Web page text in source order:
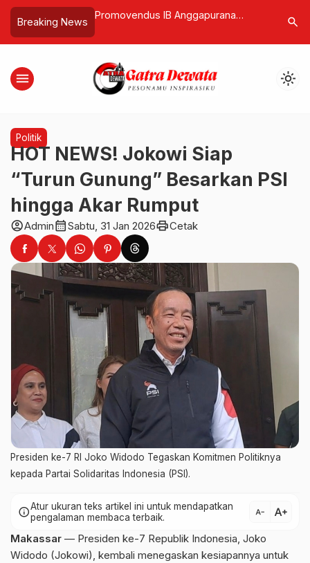
Breaking News
Pidana
Pariwisata
Drama Lift Kaca Kelingking, Retribusi
Bujuk Investasi Tempat Lain
Sabha
Hukum
search
menu light_mode
Politik
HOT NEWS! Jokowi Siap
“Turun Gunung” Besarkan PSI
hingga Akar Rumput
account_circleAdmincalendar_monthSabtu, 31 Jan 2026printCetak
Presiden ke-7 RI Joko Widodo Tegaskan Komitmen Politiknya
kepada Partai Solidaritas Indonesia (PSI).
infoAtur ukuran teks artikel ini untuk mendapatkan
pengalaman membaca terbaik.
text_decrease text_increase
Makassar — Presiden ke-7 Republik Indonesia, Joko
Widodo (Jokowi), kembali menegaskan kesiapannya untuk